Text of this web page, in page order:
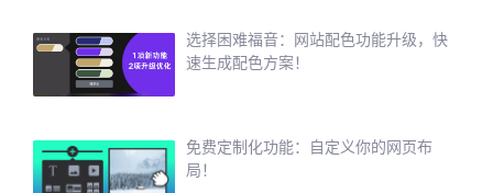
选择困难福音：网站配色功能升级，快
速生成配色方案！
免费定制化功能：自定义你的网页布
局！